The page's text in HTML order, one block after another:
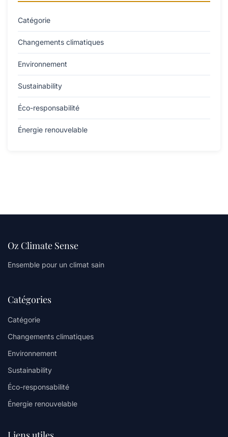
Catégorie
Changements climatiques
Environnement
Sustainability
Éco-responsabilité
Énergie renouvelable
Oz Climate Sense
Ensemble pour un climat sain
Catégories
Catégorie
Changements climatiques
Environnement
Sustainability
Éco-responsabilité
Énergie renouvelable